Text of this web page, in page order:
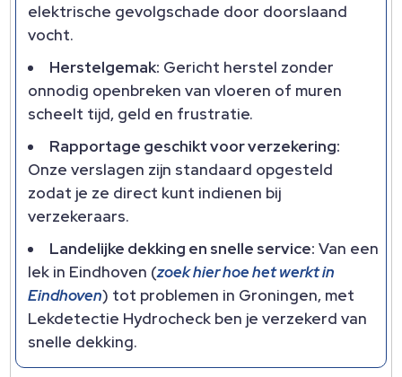
elektrische gevolgschade door doorslaand
vocht.​
Herstelgemak: Gericht herstel zonder
onnodig openbreken van vloeren of muren
scheelt tijd, geld en frustratie.​
Rapportage geschikt voor verzekering:
Onze verslagen zijn standaard opgesteld
zodat je ze direct kunt indienen bij
verzekeraars.​
Landelijke dekking en snelle service: Van een
lek in Eindhoven (zoek hier hoe het werkt in
Eindhoven) tot problemen in Groningen, met
Lekdetectie Hydrocheck ben je verzekerd van
snelle dekking.​